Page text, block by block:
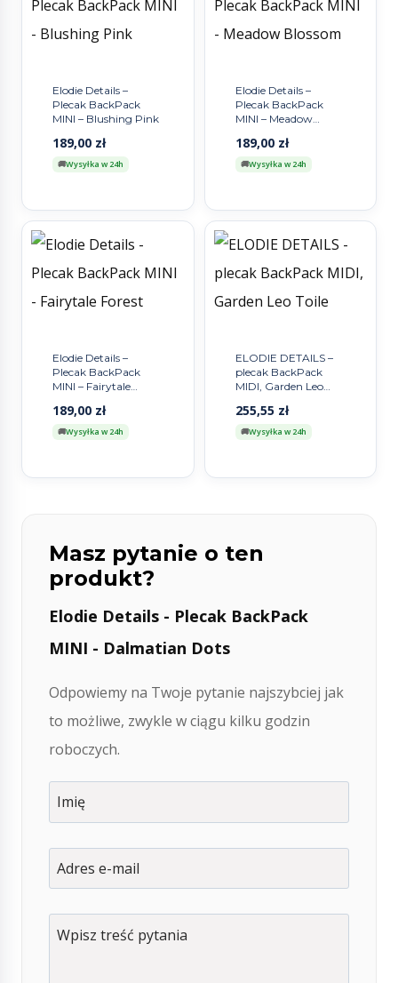
Elodie Details –
Plecak BackPack
MINI – Blushing Pink
189,00 zł
Wysyłka w 24h
Elodie Details –
Plecak BackPack
MINI – Meadow
189,00 zł
Wysyłka w 24h
Elodie Details –
Plecak BackPack
MINI – Fairytale
189,00 zł
Wysyłka w 24h
ELODIE DETAILS –
plecak BackPack
MIDI, Garden Leo
255,55 zł
Wysyłka w 24h
Masz pytanie o ten
produkt?
Elodie Details - Plecak BackPack
MINI - Dalmatian Dots
Odpowiemy na Twoje pytanie najszybciej jak
to możliwe, zwykle w ciągu kilku godzin
roboczych.